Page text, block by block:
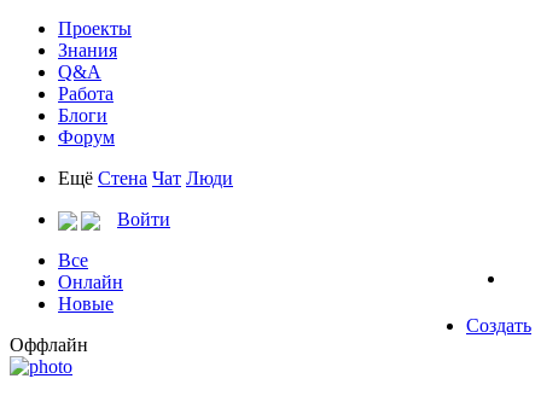
Проекты
Знания
Q&A
Работа
Блоги
Форум
Ещё Стена Чат Люди
Войти
Все
Онлайн
Новые
Создать
Оффлайн